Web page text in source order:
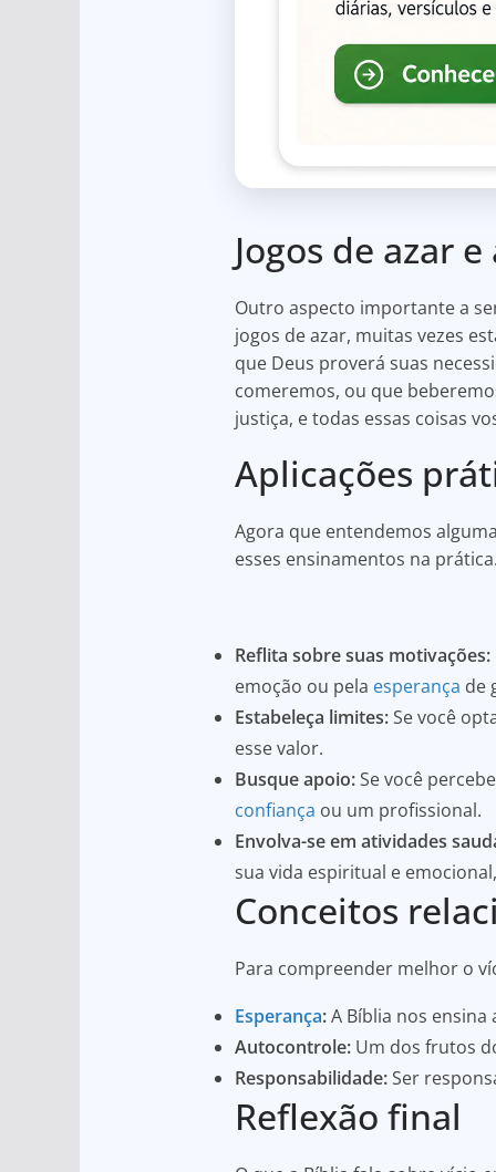
Jogos de azar
Outro aspecto importante a
jogos de azar, muitas vezes
que Deus proverá suas
comeremos, ou que
justiça, e todas essas coisas
Aplicações
Agora que entendemos
esses ensinamentos na
Reflita sobre suas motivações:
emoção ou pela esperança de
Estabeleça limites:Se você
esse valor.
Busque apoio:Se você
confiança ou um profissional.
Envolva-se em atividades
sua vida espiritual e
Conceitos
Para compreender melhor o
Esperança:A Bíblia nos ensina
Autocontrole: Um dos frutos
Responsabilidade:Ser
Reflexão final